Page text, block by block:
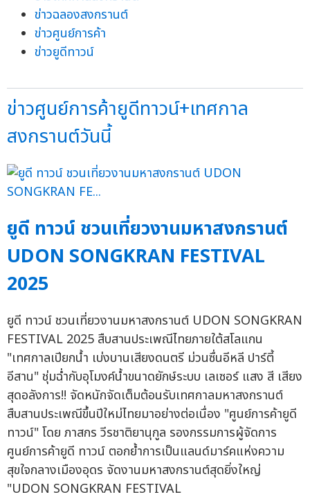
ข่าวฉลองสงกรานต์
ข่าวศูนย์การค้า
ข่าวยูดีทาวน์
ข่าวศูนย์การค้ายูดีทาวน์+เทศกาล
สงกรานต์วันนี้
ยูดี ทาวน์ ชวนเที่ยวงานมหาสงกรานต์
UDON SONGKRAN FESTIVAL
2025
ยูดี ทาวน์ ชวนเที่ยวงานมหาสงกรานต์ UDON SONGKRAN
FESTIVAL 2025 สืบสานประเพณีไทยภายใต้สโลแกน
"เทศกาลเปียกน้ำ เบ่งบานเสียงดนตรี ม่วนซื่นอีหลี ปาร์ตี้
อีสาน" ชุ่มฉ่ำกับอุโมงค์น้ำขนาดยักษ์ระบบ เลเซอร์ แสง สี เสียง
สุดอลังการ!! จัดหนักจัดเต็มต้อนรับเทศกาลมหาสงกรานต์
สืบสานประเพณีขึ้นปีใหม่ไทยมาอย่างต่อเนื่อง "ศูนย์การค้ายูดี
ทาวน์" โดย ภาสกร วีรชาติยานุกูล รองกรรมการผู้จัดการ
ศูนย์การค้ายูดี ทาวน์ ตอกย้ำการเป็นแลนด์มาร์คแห่งความ
สุขใจกลางเมืองอุดร จัดงานมหาสงกรานต์สุดยิ่งใหญ่
"UDON SONGKRAN FESTIVAL